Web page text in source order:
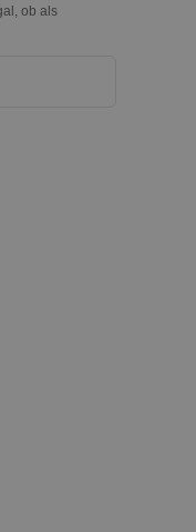
ob als